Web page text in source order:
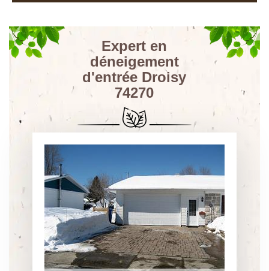
Expert en
déneigement
d'entrée Droisy
74270